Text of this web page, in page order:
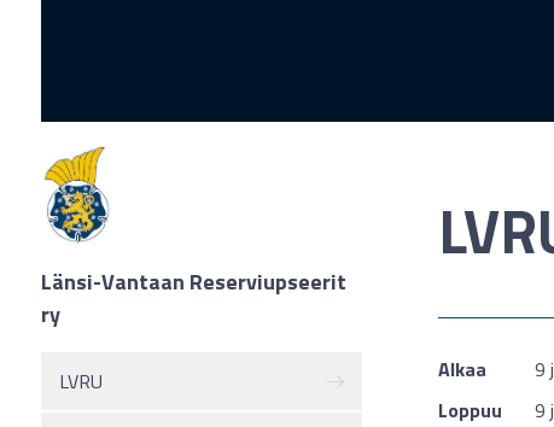
Länsi-Vantaan Reserviupseerit
ry
LVRU Alkaa 9
Loppuu
9